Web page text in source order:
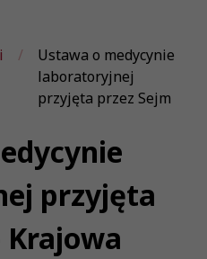
Ustawa o medycynie
laboratoryjnej
przyjęta przez Sejm
przyjęta
Krajowa